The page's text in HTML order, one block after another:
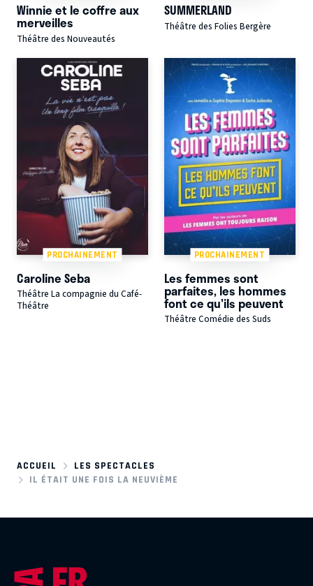
Winnie et le coffre aux
merveilles
Théâtre des Nouveautés
SUMMERLAND
Théâtre des Folies Bergère
PROCHAINEMENT
Caroline Seba
Théâtre La compagnie du Café-
Théâtre
PROCHAINEMENT
Les femmes sont
parfaites, les hommes
font ce qu'ils peuvent
Théâtre Comédie des Suds
ACCUEIL
LES SPECTACLES
IL ÉTAIT UNE FOIS LA NEUVIÈME